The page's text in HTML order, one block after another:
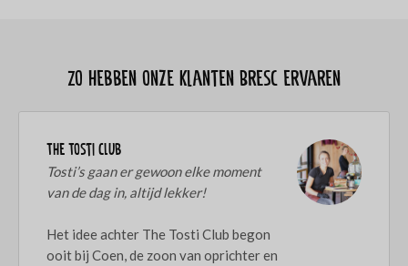
Zo hebben onze klanten Bresc ervaren
The Tosti Club
Tosti’s gaan er gewoon elke moment
van de dag in, altijd lekker!
Het idee achter The Tosti Club begon
ooit bij Coen, de zoon van oprichter en